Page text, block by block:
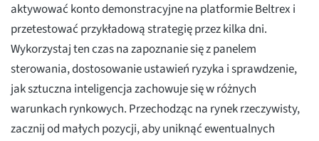
aktywować konto demonstracyjne na platformie Beltrex i
przetestować przykładową strategię przez kilka dni.
Wykorzystaj ten czas na zapoznanie się z panelem
sterowania, dostosowanie ustawień ryzyka i sprawdzenie,
jak sztuczna inteligencja zachowuje się w różnych
warunkach rynkowych. Przechodząc na rynek rzeczywisty,
zacznij od małych pozycji, aby uniknąć ewentualnych